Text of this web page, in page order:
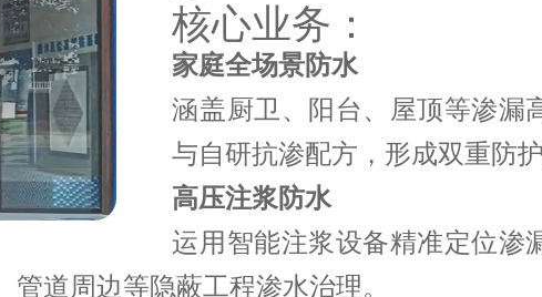
核心业务：
家庭全场景防水
涵盖厨卫、阳台、屋顶等渗漏
与自研抗渗配方，形成双重防
高压注浆防水
运用智能注浆设备精准定位渗
道周边等隐蔽工程渗水治理。